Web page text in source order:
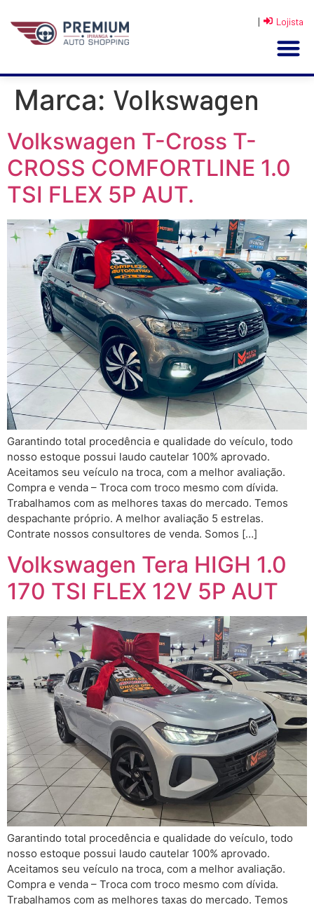
| Lojista
Marca: Volkswagen
Volkswagen T-Cross T-
CROSS COMFORTLINE 1.0
TSI FLEX 5P AUT.
Garantindo total procedência e qualidade do veículo, todo
nosso estoque possui laudo cautelar 100% aprovado.
Aceitamos seu veículo na troca, com a melhor avaliação.
Compra e venda – Troca com troco mesmo com dívida.
Trabalhamos com as melhores taxas do mercado. Temos
despachante próprio. A melhor avaliação 5 estrelas.
Contrate nossos consultores de venda. Somos […]
Volkswagen Tera HIGH 1.0
170 TSI FLEX 12V 5P AUT
Garantindo total procedência e qualidade do veículo, todo
nosso estoque possui laudo cautelar 100% aprovado.
Aceitamos seu veículo na troca, com a melhor avaliação.
Compra e venda – Troca com troco mesmo com dívida.
Trabalhamos com as melhores taxas do mercado. Temos